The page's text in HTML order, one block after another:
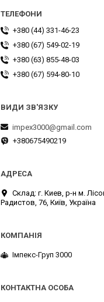
+380 (44) 331-46-23
+380 (67) 549-02-19
+380 (63) 855-48-03
+380 (67) 594-80-10
impex3000@gmail.com
+380675490219
Склад: г. Киев, р-н м.
Радистов, 76, Київ, Україна
Імпекс-Груп 3000